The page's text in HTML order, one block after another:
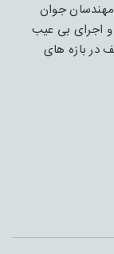
جوان
اجرای بی عیب
در بازه های